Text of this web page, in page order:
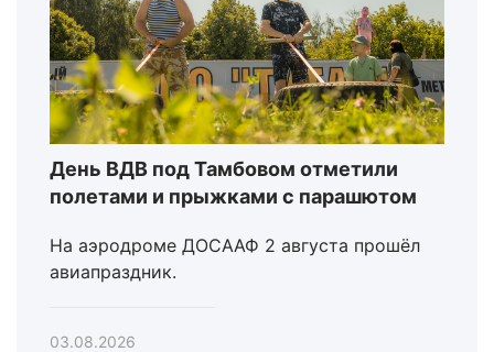
День ВДВ под Тамбовом отметили
полетами и прыжками с парашютом
На аэродроме ДОСААФ 2 августа прошёл
авиапраздник.
03.08.2026